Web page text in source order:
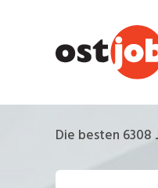
Die besten 6308